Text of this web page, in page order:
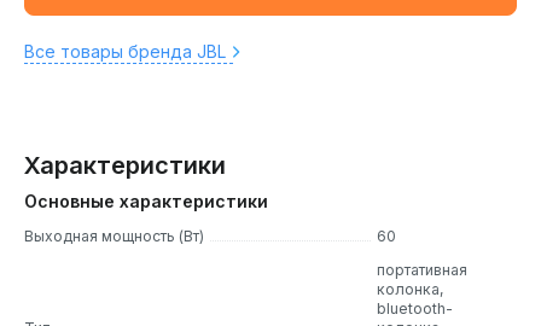
Все товары бренда JBL
Характеристики
Основные характеристики
Выходная мощность (Вт) 60
портативная
колонка,
bluetooth-